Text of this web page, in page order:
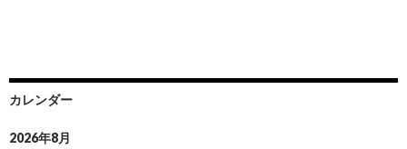
カレンダー
2026年8月